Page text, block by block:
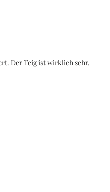
Der Teig ist wirklich sehr...